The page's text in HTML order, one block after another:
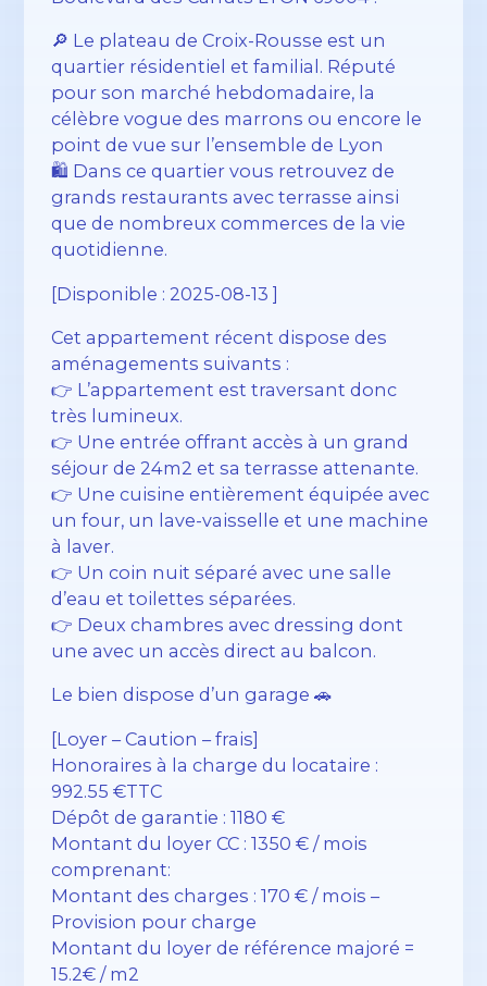
🔎 Le plateau de Croix-Rousse est un
quartier résidentiel et familial. Réputé
pour son marché hebdomadaire, la
célèbre vogue des marrons ou encore le
point de vue sur l’ensemble de Lyon
🛍️ Dans ce quartier vous retrouvez de
grands restaurants avec terrasse ainsi
que de nombreux commerces de la vie
quotidienne.
[Disponible : 2025-08-13 ]
Cet appartement récent dispose des
aménagements suivants :
👉 L’appartement est traversant donc
très lumineux.
👉 Une entrée offrant accès à un grand
séjour de 24m2 et sa terrasse attenante.
👉 Une cuisine entièrement équipée avec
un four, un lave-vaisselle et une machine
à laver.
👉 Un coin nuit séparé avec une salle
d’eau et toilettes séparées.
👉 Deux chambres avec dressing dont
une avec un accès direct au balcon.
Le bien dispose d’un garage 🚗
[Loyer – Caution – frais]
Honoraires à la charge du locataire :
992.55 €TTC
Dépôt de garantie : 1180 €
Montant du loyer CC : 1350 € / mois
comprenant:
Montant des charges : 170 € / mois –
Provision pour charge
Montant du loyer de référence majoré =
15.2€ / m2